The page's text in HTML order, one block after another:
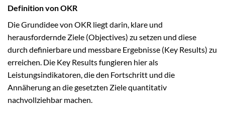
Definition von OKR
Die Grundidee von OKR liegt darin, klare und
herausfordernde Ziele (Objectives) zu setzen und diese
durch definierbare und messbare Ergebnisse (Key Results) zu
erreichen. Die Key Results fungieren hier als
Leistungsindikatoren, die den Fortschritt und die
Annäherung an die gesetzten Ziele quantitativ
nachvollziehbar machen.